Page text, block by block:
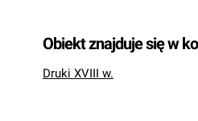
Obiekt znajduje się w
Druki XVIII w.